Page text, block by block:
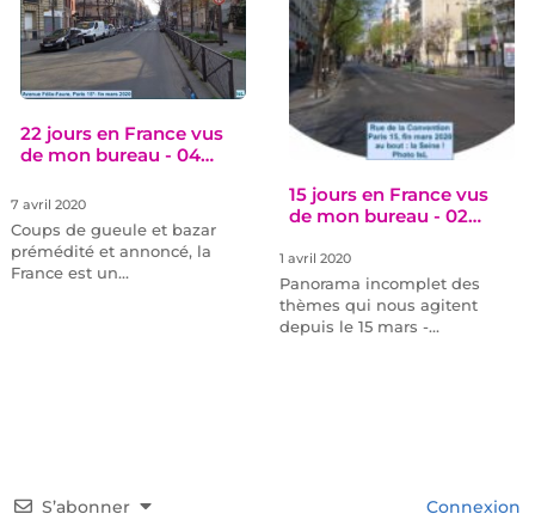
22 jours en France vus
de mon bureau - 04…
7 avril 2020
Coups de gueule et bazar
prémédité et annoncé, la
France est un…
15 jours en France vus
de mon bureau - 02…
1 avril 2020
Panorama incomplet des
thèmes qui nous agitent
depuis le 15 mars -…
S’abonner Connexion